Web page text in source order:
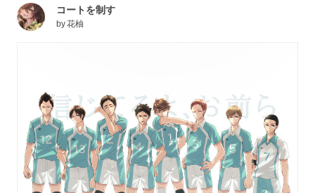
コートを制す
by花柚